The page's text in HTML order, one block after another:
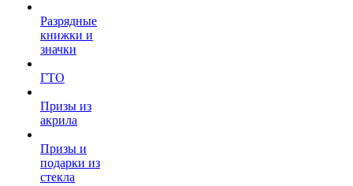
Разрядные
книжки и
значки
ГТО
Призы из
акрила
Призы и
подарки из
стекла